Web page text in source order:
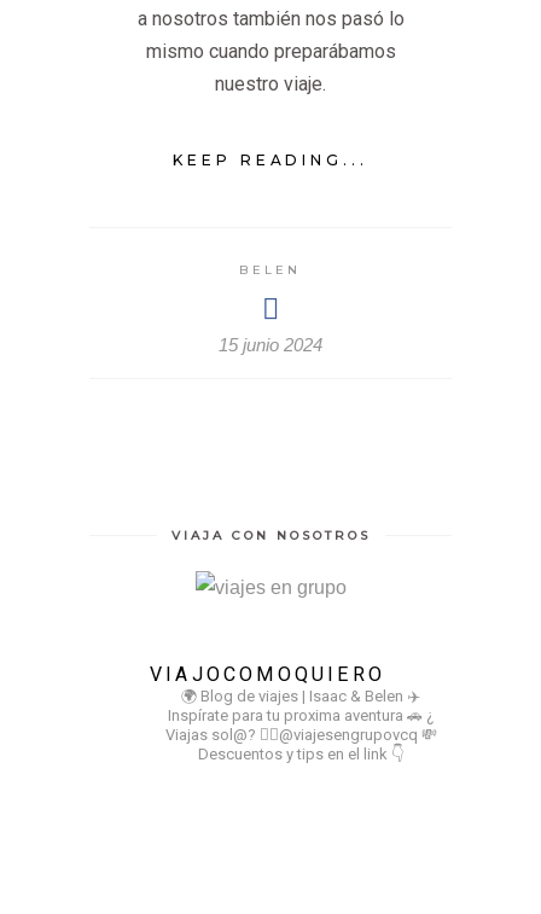
a nosotros también nos pasó lo
mismo cuando preparábamos
nuestro viaje.
KEEP READING...
BELEN
15 junio 2024
VIAJA CON NOSOTROS
VIAJOCOMOQUIERO
🌍 Blog de viajes | Isaac & Belen ✈️
Inspírate para tu proxima aventura 🚗 ¿
Viajas sol@? 👉🏻@viajesengrupovcq 💸
Descuentos y tips en el link 👇